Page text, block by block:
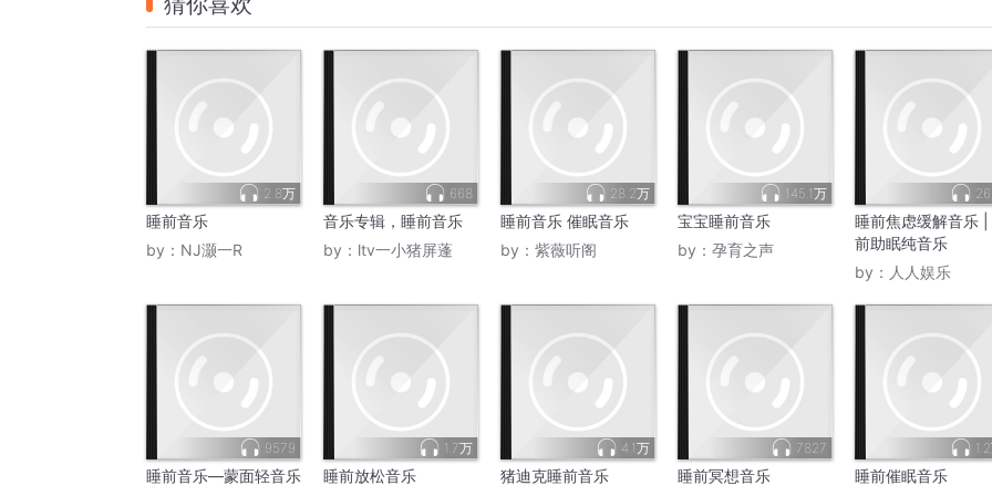
2.8万
睡前音乐
by： NJ灏一R
668
音乐专辑，睡前音乐
by： ltv一小猪屏蓬
28.2万
睡前音乐 催眠音乐
by： 紫薇听阁
145.1万
宝宝睡前音乐
by： 孕育之声
睡前焦虑缓解音乐 |
前助眠纯音乐
by： 人人娱乐
9579
睡前音乐—蒙面轻音乐
1.7万
睡前放松音乐
4.1万
猪迪克睡前音乐
7827
睡前冥想音乐
睡前催眠音乐